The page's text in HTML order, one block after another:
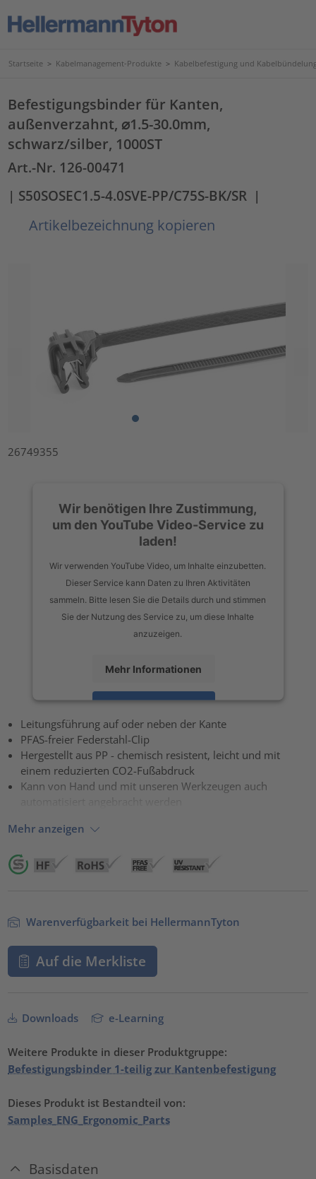
Startseite > Kabelmanagement-Produkte > Kabelbefestigung und
Befestigungsbinder für Kanten,
außenverzahnt, ⌀1.5-30.0mm,
schwarz/silber, 1000ST
Art.-Nr. 126-00471
| S50SOSEC1.5-4.0SVE-PP/C75S-BK/SR |
Artikelbezeichnung kopieren
26749355
Wir benötigen Ihre Zustimmung,
um den YouTube Video-Service zu
laden!
Wir verwenden YouTube Video, um Inhalte einzubetten.
Dieser Service kann Daten zu Ihren Aktivitäten
sammeln. Bitte lesen Sie die Details durch und stimmen
Sie der Nutzung des Service zu, um diese Inhalte
anzuzeigen.
Mehr Informationen
Akzeptieren
powered by Usercentrics Consent Management Platform
Leitungsführung auf oder neben der Kante
PFAS-freier Federstahl-Clip
Hergestellt aus PP - chemisch resistent, leicht und mit
einem reduzierten CO2-Fußabdruck
Kann von Hand und mit unseren Werkzeugen auch
Mehr anzeigen
Warenverfügbarkeit bei HellermannTyton
Auf die Merkliste
Downloads e-Learning
Weitere Produkte in dieser Produktgruppe:
Befestigungsbinder 1-teilig zur Kantenbefestigung
Dieses Produkt ist Bestandteil von:
Samples_ENG_Ergonomic_Parts
Basisdaten